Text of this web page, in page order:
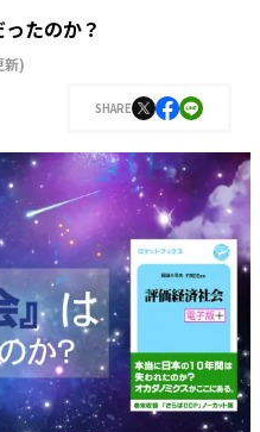
たのか？
新)
SHARE